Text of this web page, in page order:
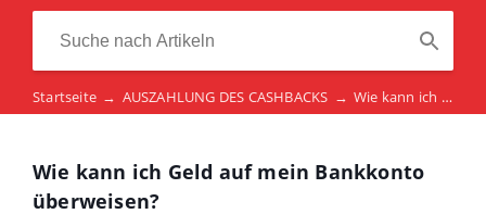
Startseite → AUSZAHLUNG DES CASHBACKS → Wie kann ich Geld auf mein Bankkonto überweisen?
Wie kann ich Geld auf mein Bankkonto
überweisen?